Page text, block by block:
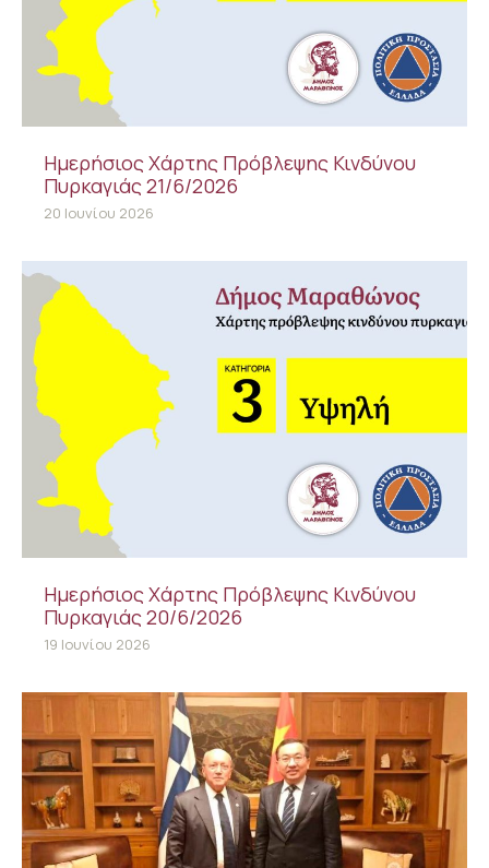
Ημερήσιος Χάρτης Πρόβλεψης Κινδύνου
Πυρκαγιάς 21/6/2026
20 Ιουνίου 2026
Ημερήσιος Χάρτης Πρόβλεψης Κινδύνου
Πυρκαγιάς 20/6/2026
19 Ιουνίου 2026